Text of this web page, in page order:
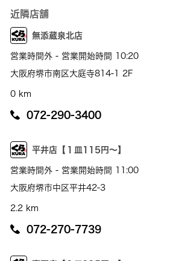
近隣店舗
無添蔵泉北店
営業時間外 - 営業開始時間 10:20
大阪府堺市南区大庭寺814-1 2F
0 km
072-290-3400
平井店【１皿115円～】
営業時間外 - 営業開始時間 11:00
大阪府堺市中区平井42-3
2.2 km
072-270-7739